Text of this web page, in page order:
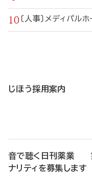
〔人事〕メディパル
じほう採用案内
音で聴く日刊薬業
ナリティを募集します